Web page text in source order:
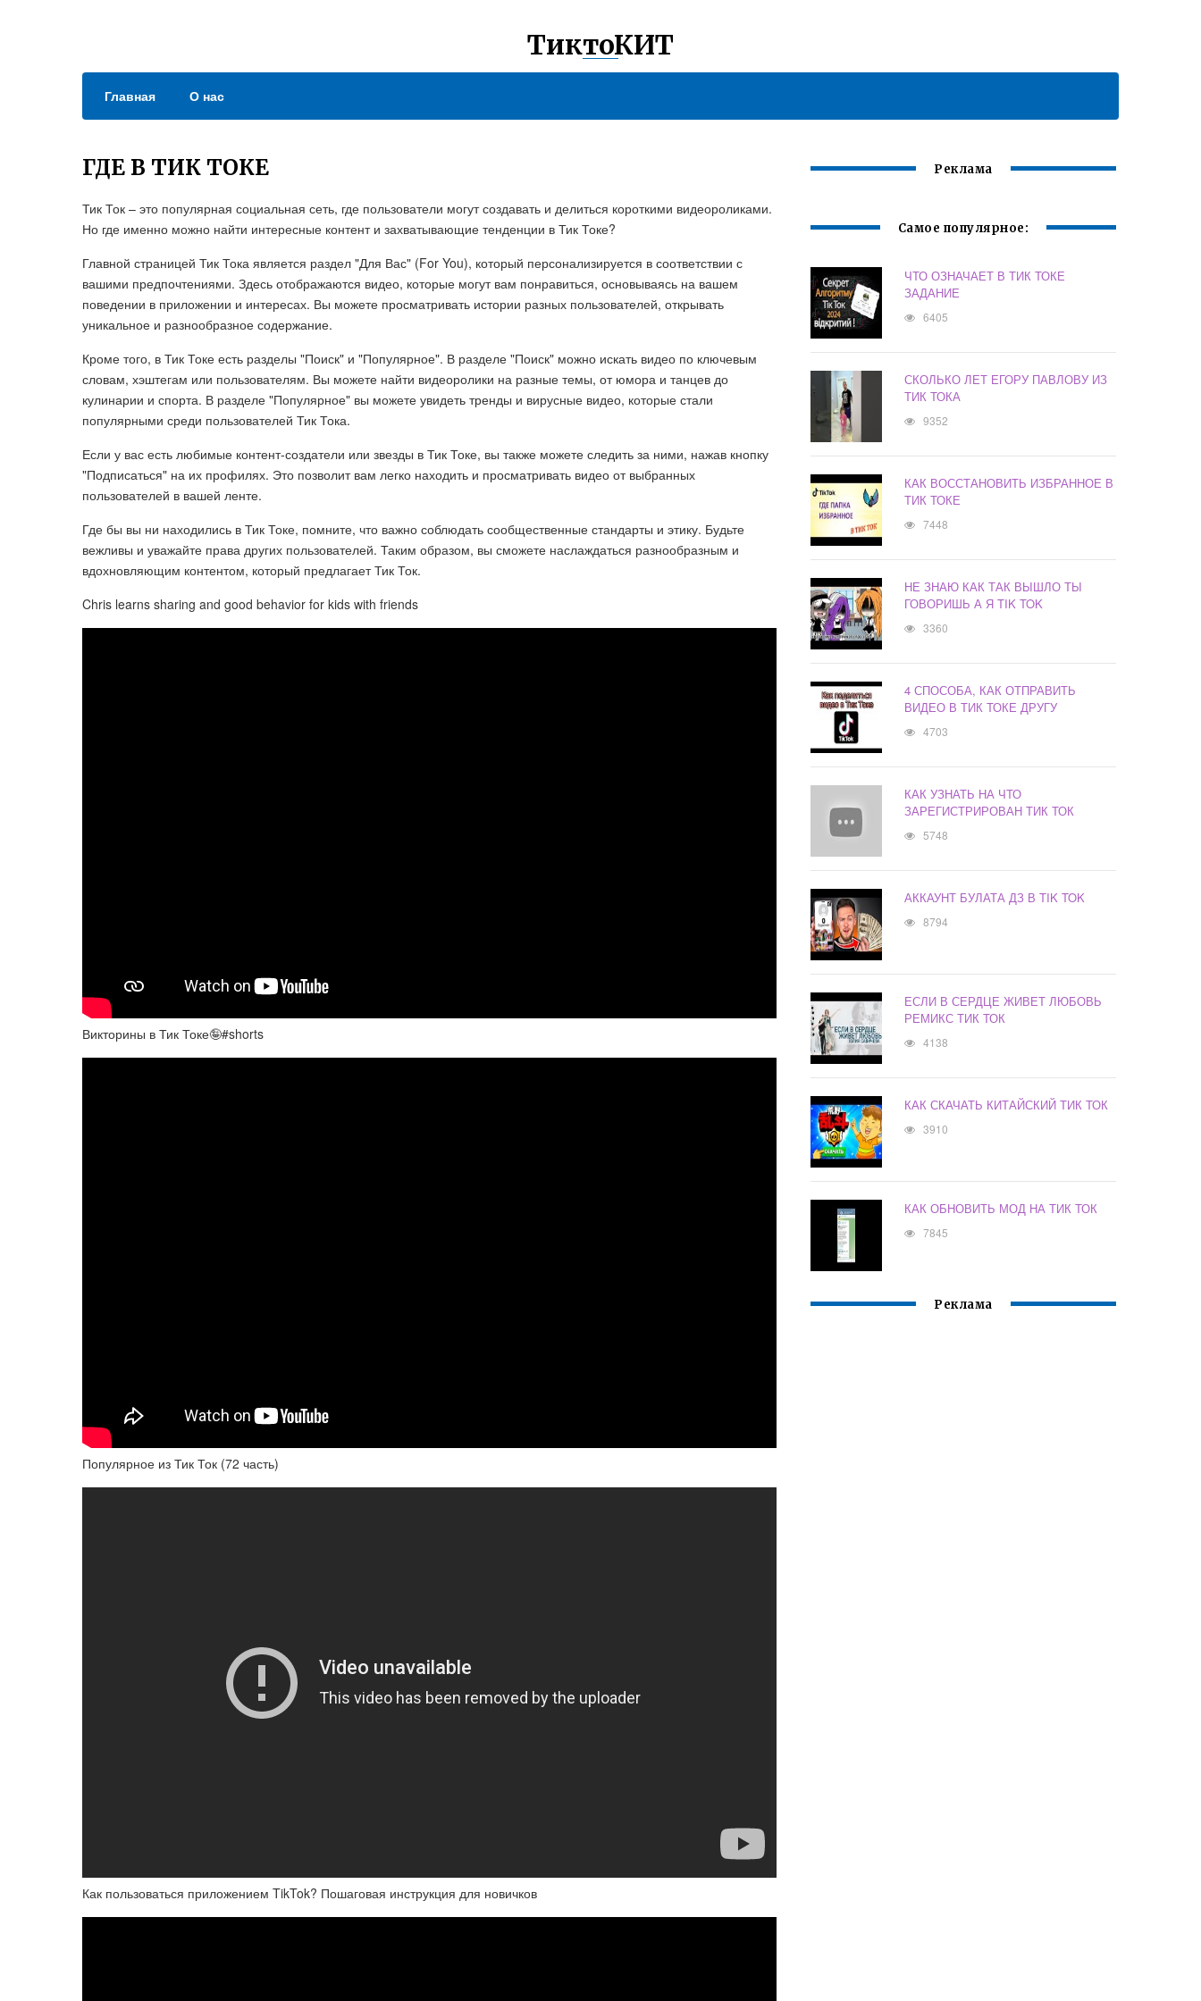
ТиктоКИТ
Главная О нас
ГДЕ В ТИК ТОКЕ
Тик Ток – это популярная социальная сеть, где пользователи могут создавать и делиться короткими видеороликами.
Но где именно можно найти интересные контент и захватывающие тенденции в Тик Токе?
Главной страницей Тик Тока является раздел "Для Вас" (For You), который персонализируется в соответствии с
вашими предпочтениями. Здесь отображаются видео, которые могут вам понравиться, основываясь на вашем
поведении в приложении и интересах. Вы можете просматривать истории разных пользователей, открывать
уникальное и разнообразное содержание.
Кроме того, в Тик Токе есть разделы "Поиск" и "Популярное". В разделе "Поиск" можно искать видео по ключевым
словам, хэштегам или пользователям. Вы можете найти видеоролики на разные темы, от юмора и танцев до
кулинарии и спорта. В разделе "Популярное" вы можете увидеть тренды и вирусные видео, которые стали
популярными среди пользователей Тик Тока.
Если у вас есть любимые контент-создатели или звезды в Тик Токе, вы также можете следить за ними, нажав кнопку
"Подписаться" на их профилях. Это позволит вам легко находить и просматривать видео от выбранных
пользователей в вашей ленте.
Где бы вы ни находились в Тик Токе, помните, что важно соблюдать сообщественные стандарты и этику. Будьте
вежливы и уважайте права других пользователей. Таким образом, вы сможете наслаждаться разнообразным и
вдохновляющим контентом, который предлагает Тик Ток.
Chris learns sharing and good behavior for kids with friends
Викторины в Тик Токе🤪#shorts
Популярное из Тик Ток (72 часть)
Как пользоваться приложением TikTok? Пошаговая инструкция для новичков
Реклама
Самое популярное:
ЧТО ОЗНАЧАЕТ В ТИК ТОКЕ
ЗАДАНИЕ
6405
СКОЛЬКО ЛЕТ ЕГОРУ ПАВЛОВУ ИЗ
ТИК ТОКА
9352
КАК ВОССТАНОВИТЬ ИЗБРАННОЕ В
ТИК ТОКЕ
7448
НЕ ЗНАЮ КАК ТАК ВЫШЛО ТЫ
ГОВОРИШЬ А Я TIK TOK
3360
4 СПОСОБА, КАК ОТПРАВИТЬ
ВИДЕО В ТИК ТОКЕ ДРУГУ
4703
КАК УЗНАТЬ НА ЧТО
ЗАРЕГИСТРИРОВАН ТИК ТОК
5748
АККАУНТ БУЛАТА ДЗ В TIK TOK
8794
ЕСЛИ В СЕРДЦЕ ЖИВЕТ ЛЮБОВЬ
РЕМИКС ТИК ТОК
4138
КАК СКАЧАТЬ КИТАЙСКИЙ ТИК ТОК
3910
КАК ОБНОВИТЬ МОД НА ТИК ТОК
7845
Реклама